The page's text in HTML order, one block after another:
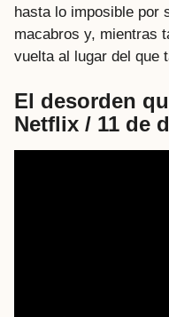
hasta lo imposible por
macabros y, mientras
vuelta al lugar del que
El desorden
Netflix / 11 de